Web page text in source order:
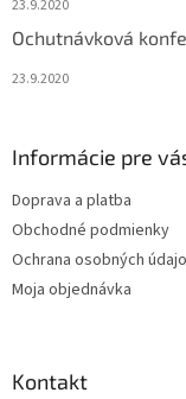
23.9.2020
Ochutnávková
23.9.2020
Informácie pre
Doprava a platba
Obchodné podmienky
Ochrana osobných
Moja objednávka
Kontakt